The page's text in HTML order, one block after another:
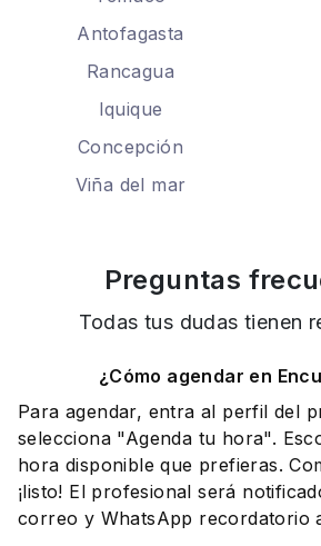
Antofagasta
Rancagua
Iquique
Concepción
Viña del mar
Preguntas
Todas tus dudas tienen
¿Cómo agendar en
Para agendar, entra al perfil del
selecciona "Agenda tu hora".
hora disponible que prefieras.
¡listo! El profesional será
correo y WhatsApp recordatorio